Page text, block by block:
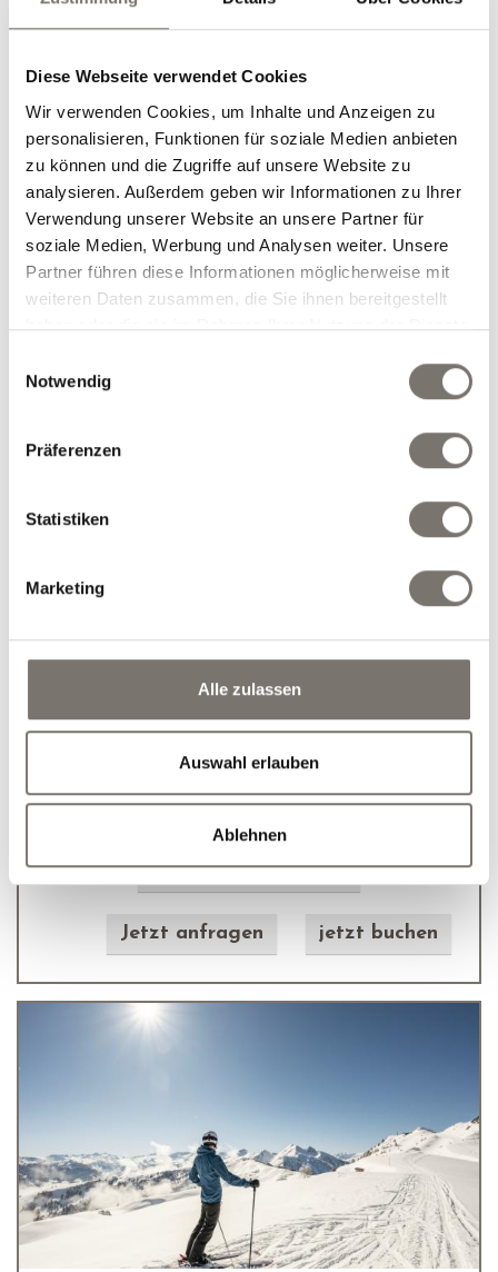
Diese Webseite verwendet Cookies
Wir verwenden Cookies, um Inhalte und Anzeigen zu
personalisieren, Funktionen für soziale Medien anbieten
zu können und die Zugriffe auf unsere Website zu
analysieren. Außerdem geben wir Informationen zu Ihrer
Verwendung unserer Website an unsere Partner für
soziale Medien, Werbung und Analysen weiter. Unsere
Partner führen diese Informationen möglicherweise mit
weiteren Daten zusammen, die Sie ihnen bereitgestellt
haben oder die sie im Rahmen Ihrer Nutzung der Dienste
Notwendig
Präferenzen
Statistiken
Marketing
Alle zulassen
Auswahl erlauben
Ablehnen
die beliebten »Hubertushof-Extras«
Skiverbund Österreichs amadé
€ 1.235,00 pro Person
Jetzt anfragen jetzt buchen
Snow & Sun Escape (3
09.01.2027 bis 13.01.2027
27.02.2027 bis 04.04.2027
3 Nächte mit Verwöhnhalbpension
€ 354,00 pro Person
Jetzt anfragen jetzt buchen